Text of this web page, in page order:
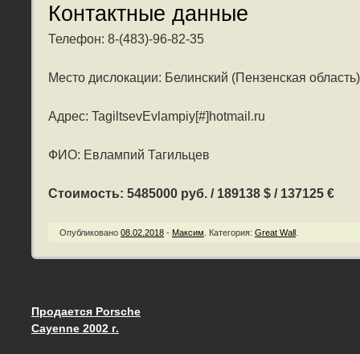
Контактные данные
Телефон: 8-(483)-96-82-35
Место дислокации: Белинский (Пензенская область)
Адрес: TagiltsevEvlampiy[#]hotmail.ru
ФИО: Евлампий Тагильцев
Стоимость: 5485000 руб. / 189138 $ / 137125 €
Опубликовано 08.02.2018 - Максим Категория: Great Wall
Запись навигация
Продается Porsche
Cayenne 2002 г.